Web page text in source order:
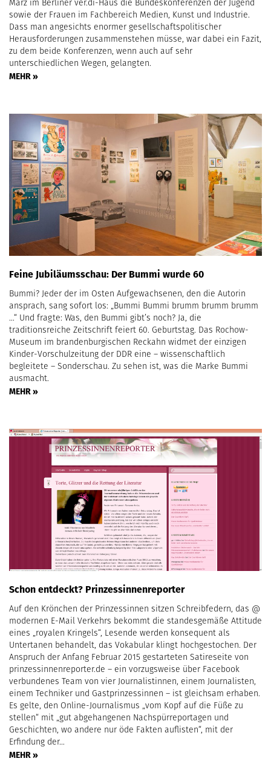
März im Berliner ver.di-Haus die Bundeskonferenzen der Jugend
sowie der Frauen im Fachbereich Medien, Kunst und Industrie.
Dass man angesichts enormer gesellschaftspolitischer
Herausforderungen zusammenstehen müsse, war dabei ein Fazit,
zu dem beide Konferenzen, wenn auch auf sehr
unterschiedlichen Wegen, gelangten.
MEHR »
Feine Jubiläumsschau: Der Bummi wurde 60
Bummi? Jeder der im Osten Aufgewachsenen, den die Autorin
ansprach, sang sofort los: „Bummi Bummi brumm brumm brumm
…“ Und fragte: Was, den Bummi gibt’s noch? Ja, die
traditionsreiche Zeitschrift feiert 60. Geburtstag. Das Rochow-
Museum im brandenburgischen Reckahn widmet der einzigen
Kinder-Vorschulzeitung der DDR eine – wissenschaftlich
begleitete – Sonderschau. Zu sehen ist, was die Marke Bummi
ausmacht.
MEHR »
Schon entdeckt? Prinzessinnenreporter
Auf den Krönchen der Prinzessinnen sitzen Schreibfedern, das @
modernen E-Mail Verkehrs bekommt die standesgemäße Attitude
eines „royalen Kringels“, Lesende werden konsequent als
Untertanen behandelt, das Vokabular klingt hochgestochen. Der
Anspruch der Anfang Februar 2015 gestarteten Satireseite von
prinzessinnenreporter.de – ein vorzugsweise über Facebook
verbundenes Team von vier Journalistinnen, einem Journalisten,
einem Techniker und Gastprinzessinnen – ist gleichsam erhaben.
Es gelte, den Online-Journalismus „vom Kopf auf die Füße zu
stellen“ mit „gut abgehangenen Nachspürreportagen und
Geschichten, wo andere nur öde Fakten auflisten“, mit der
Erfindung der…
MEHR »